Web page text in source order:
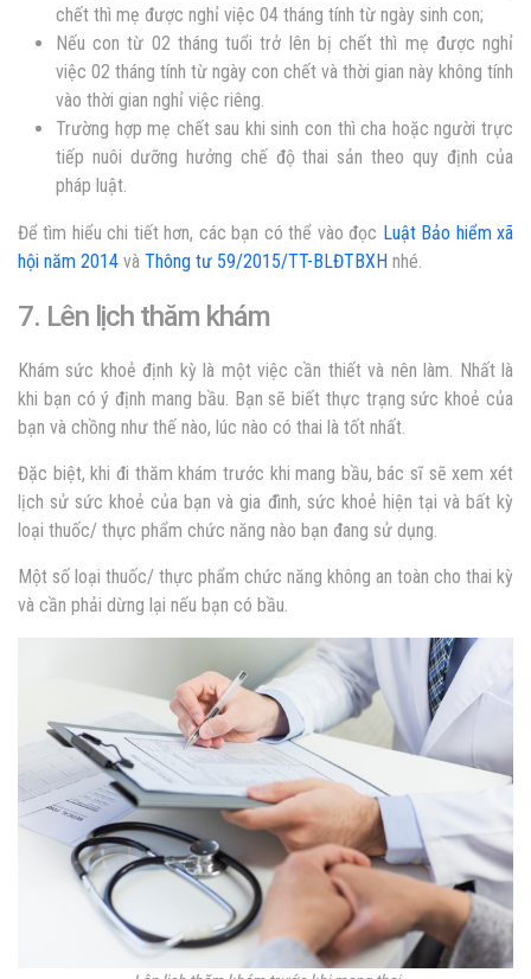
chết thì mẹ được nghỉ việc 04 tháng tính từ ngày sinh con;
Nếu con từ 02 tháng tuổi trở lên bị chết thì mẹ được nghỉ
việc 02 tháng tính từ ngày con chết và thời gian này không tính
vào thời gian nghỉ việc riêng.
Trường hợp mẹ chết sau khi sinh con thì cha hoặc người trực
tiếp nuôi dưỡng hưởng chế độ thai sản theo quy định của
pháp luật.
Để tìm hiểu chi tiết hơn, các bạn có thể vào đọc Luật Bảo hiểm xã
hội năm 2014 và Thông tư 59/2015/TT-BLĐTBXH nhé.
7. Lên lịch thăm khám
Khám sức khoẻ định kỳ là một việc cần thiết và nên làm. Nhất là
khi bạn có ý định mang bầu. Bạn sẽ biết thực trạng sức khoẻ của
bạn và chồng như thế nào, lúc nào có thai là tốt nhất.
Đặc biệt, khi đi thăm khám trước khi mang bầu, bác sĩ sẽ xem xét
lịch sử sức khoẻ của bạn và gia đình, sức khoẻ hiện tại và bất kỳ
loại thuốc/ thực phẩm chức năng nào bạn đang sử dụng.
Một số loại thuốc/ thực phẩm chức năng không an toàn cho thai kỳ
và cần phải dừng lại nếu bạn có bầu.